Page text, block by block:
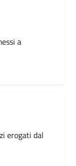
a
erogati dal